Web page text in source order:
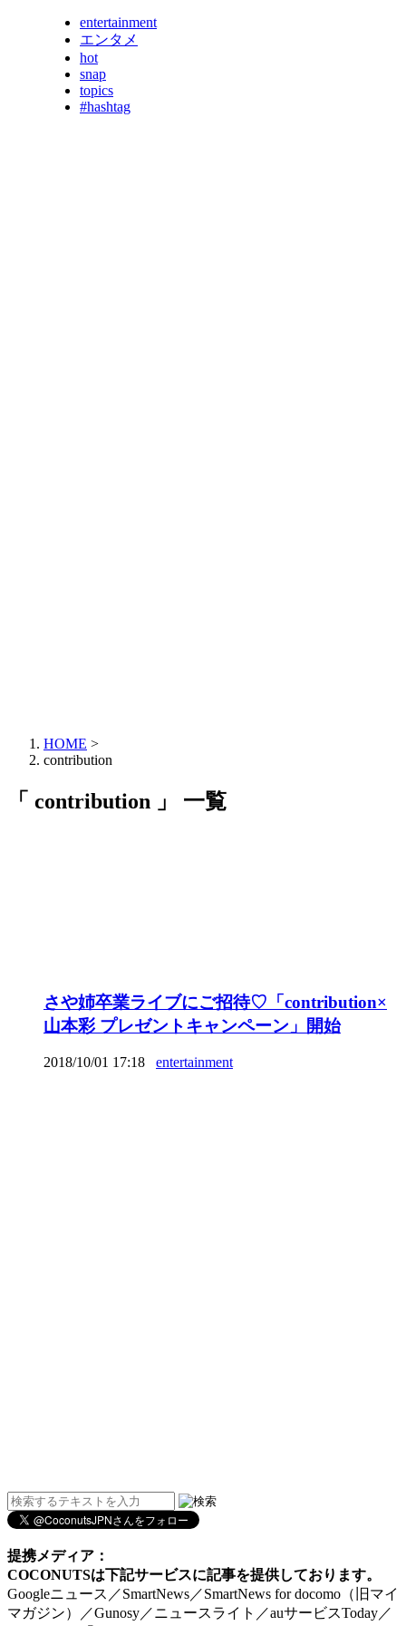
entertainment
エンタメ
hot
snap
topics
#hashtag
HOME >
contribution
「 contribution 」 一覧
さや姉卒業ライブにご招待♡「contribution×
山本彩 プレゼントキャンペーン」開始
2018/10/01 17:18 entertainment
提携メディア：
COCONUTSは下記サービスに記事を提供しております。
Googleニュース／SmartNews／SmartNews for docomo（旧マイ
マガジン）／Gunosy／ニュースライト／auサービスToday／